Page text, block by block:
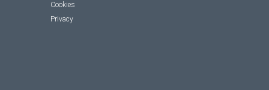
Cookies
Privacy